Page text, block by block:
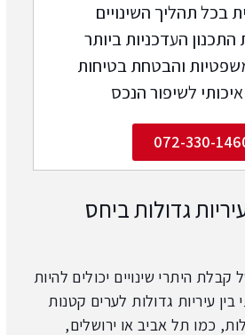
בכל תהליך השינויים
העדכניות ביותר
והבטחת בטיחות
לשיפור הנכס
072-330-
גדולות ביחס
היתרי שינויים יכולים להיות
עיריות גדולות לערים קטנות
כמו תל אביב או ירושלים,